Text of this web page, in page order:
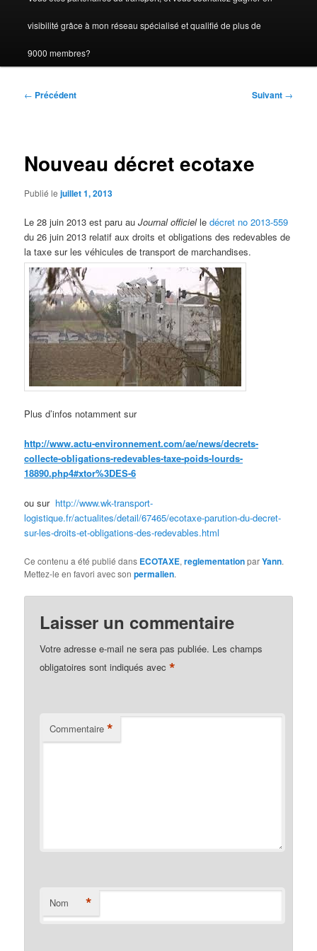
visibilité grâce à mon réseau spécialisé et qualifié de plus de
9000 membres?
Navigation
← Précédent Suivant →
Nouveau décret ecotaxe
Publié lejuillet 1, 2013
Le 28 juin 2013 est paru auJournal officielledécret no 2013-559
du 26 juin 2013 relatif aux droits et obligations des redevables de
la taxe sur les véhicules de transport de marchandises.
Plus d’infos notamment sur
http://www.actu-environnement.com/ae/news/decrets-
collecte-obligations-redevables-taxe-poids-lourds-
18890.php4#xtor%3DES-6
ou sur http://www.wk-transport-
logistique.fr/actualites/detail/67465/ecotaxe-parution-du-decret-
sur-les-droits-et-obligations-des-redevables.html
Ce contenu a été publié dans ECOTAXE,reglementationparYann.
Mettez-le en favori avec sonpermalien.
Laisser un commentaire
Votre adresse e-mail ne sera pas publiée. Les champs
obligatoires sont indiqués avec*
Commentaire *
Nom *